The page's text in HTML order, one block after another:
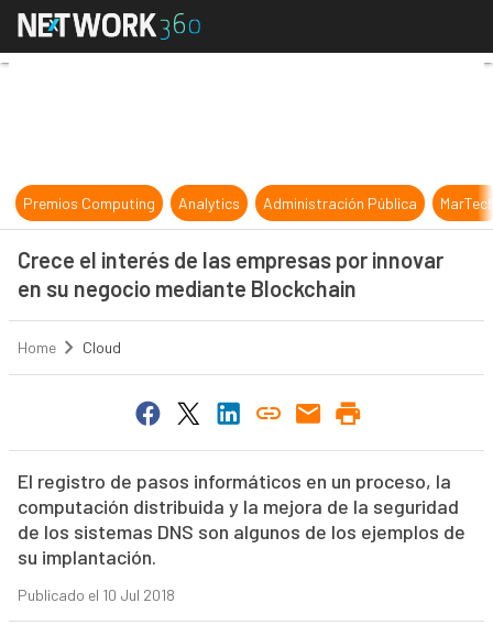
Crece el interés de las empresas
Premios Computing Analytics Administración Pública
Crece el interés de las empresas por innovar
en su negocio mediante Blockchain
Home Cloud
El registro de pasos informáticos en un proceso, la
computación distribuida y la mejora de la seguridad
de los sistemas DNS son algunos de los ejemplos de
su implantación.
Publicado el 10 Jul 2018